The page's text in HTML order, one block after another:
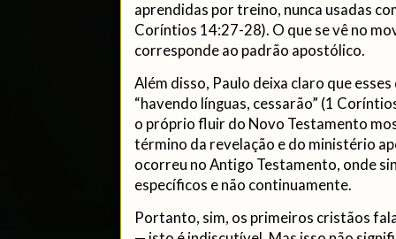
aprendidas por treino, nunca usadas
Coríntios 14:27-28). O que se vê no
corresponde ao padrão apostólico.
Além disso, Paulo deixa claro que
“havendo línguas, cessarão” (1
o próprio fluir do Novo Testamento
término da revelação e do ministério
ocorreu no Antigo Testamento, onde
específicos e não continuamente.
Portanto, sim, os primeiros cristãos